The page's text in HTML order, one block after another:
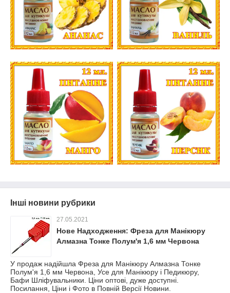
Інші новини рубрики
27.05.2021
Нове Надходження: Фреза для Манікюру
Алмазна Тонке Полум'я 1,6 мм Червона
У продаж надійшла Фреза для Манікюру Алмазна Тонке
Полум'я 1,6 мм Червона, Усе для Манікюру і Педикюру,
Бафи Шліфувальники. Ціни оптові, дуже доступні.
Посилання, Ціни і Фото в Повній Версії Новини.